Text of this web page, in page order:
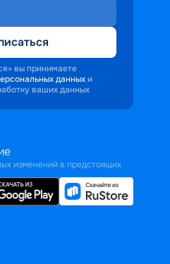
вы принимаете
данных и
ваших данных
изменений в предстоящих